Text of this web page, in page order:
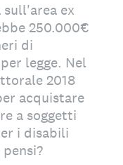
ex
250.000€
di
legge. Nel
2018
acquistare
a soggetti
i disabili